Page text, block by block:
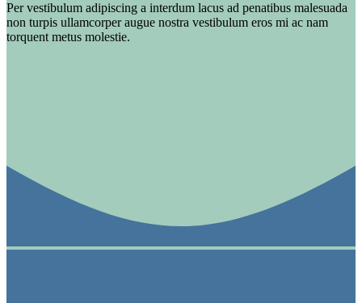
Per vestibulum adipiscing a interdum lacus ad penatibus malesuada
non turpis ullamcorper augue nostra vestibulum eros mi ac nam
torquent metus molestie.